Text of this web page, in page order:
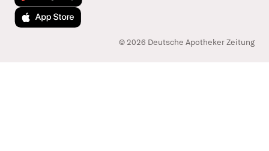
Laden im App Store
© 2026 Deutsche Apotheker Zeitung